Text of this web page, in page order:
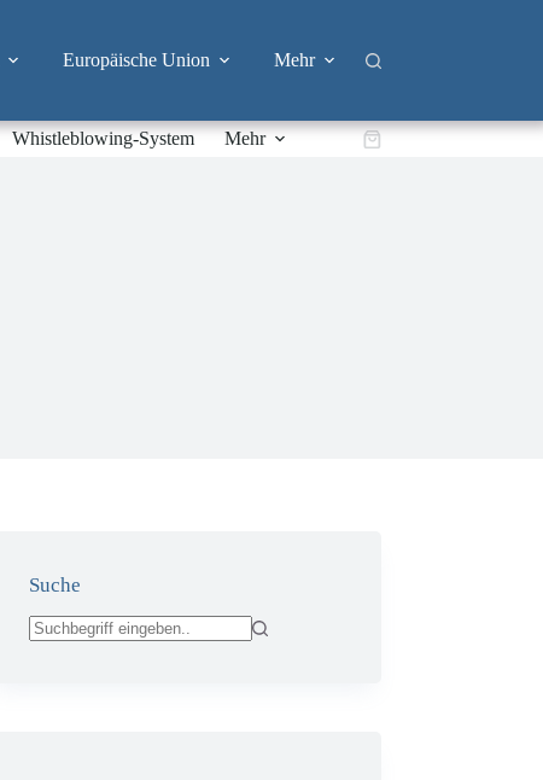
Europäische Union Mehr
Whistleblowing-System Mehr Warenkorb
Suche